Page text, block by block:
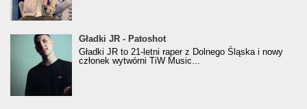
Gładki JR - Patoshot
Gładki JR - Patoshot
Gładki JR to 21-letni raper z Dolnego Śląska i nowy
członek wytwórni TiW Music...